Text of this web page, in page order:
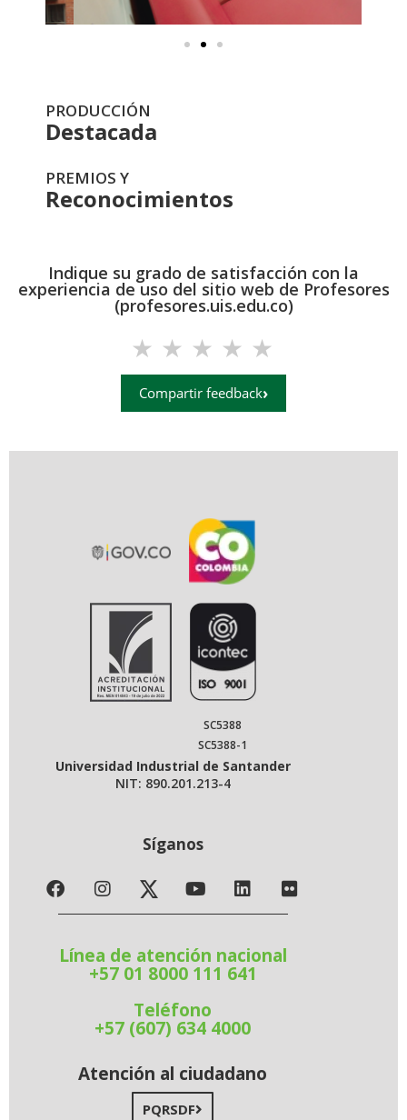
PRODUCCIÓN
Destacada
PREMIOS Y
Reconocimientos
Indique su grado de satisfacción con la
experiencia de uso del sitio web de Profesores
(profesores.uis.edu.co)